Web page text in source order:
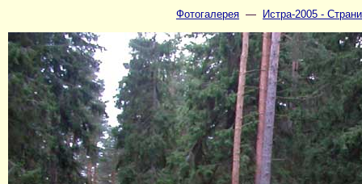
Фотогалерея — Истра-2005 -